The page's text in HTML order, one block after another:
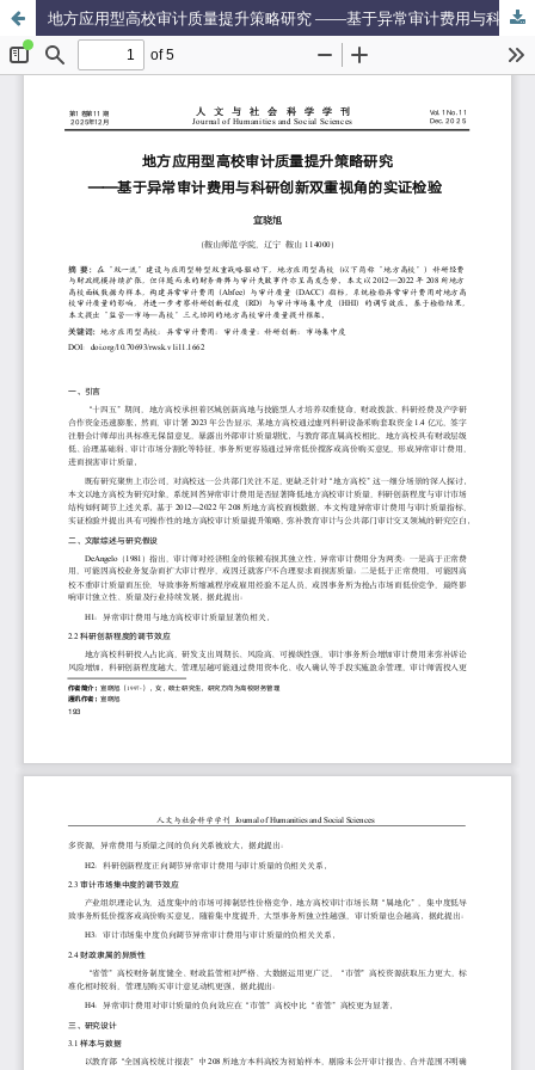
地方应用型高校审计质量提升策略研究 ——基于异常审计费用与科研创新双重视角的实证检验